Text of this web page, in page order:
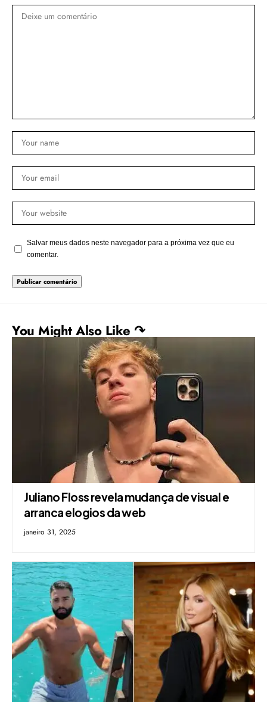
Salvar meus dados neste navegador para a próxima vez que eu
comentar.
You Might Also Like ↷
Juliano Floss revela mudança de visual e
arranca elogios da web
janeiro 31, 2025